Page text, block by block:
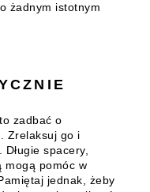
żadnym istotnym
zadbać o
Zrelaksuj go i
spacery,
mogą pomóc w
jednak, żeby